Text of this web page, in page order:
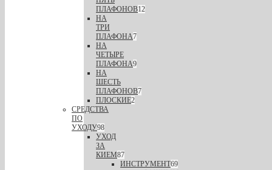
ПЛАФОНОВ12
НА
ТРИ
ПЛАФОНА7
НА
ЧЕТЫРЕ
ПЛАФОНА9
НА
ШЕСТЬ
ПЛАФОНОВ7
ПЛОСКИЕ2
СРЕДСТВА
ПО
УХОДУ98
УХОД
ЗА
КИЕМ87
ИНСТРУМЕНТ69